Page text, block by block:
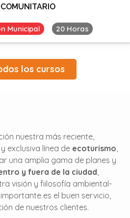
COMUNITARIO
Municipal 20 Horas
los cursos
nuestra más reciente,
exclusiva línea de ecoturismo
una amplia gama de planes y
y fuera de la ciudad
visión y fiilosofía ambiental-
es el buen servicio,
de nuestros clientes.